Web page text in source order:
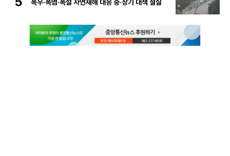
폭우·폭염·폭설 자연재해 대응 중·장기 대책 절실